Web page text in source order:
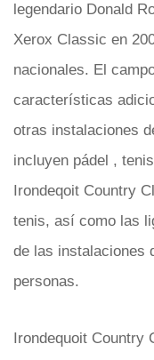
legendario Donald
Xerox Classic en
nacionales. El
características
otras instalaciones
incluyen pádel ,
Irondeqoit Country
tenis, así como las
de las instalaciones
personas.
Irondequoit Country